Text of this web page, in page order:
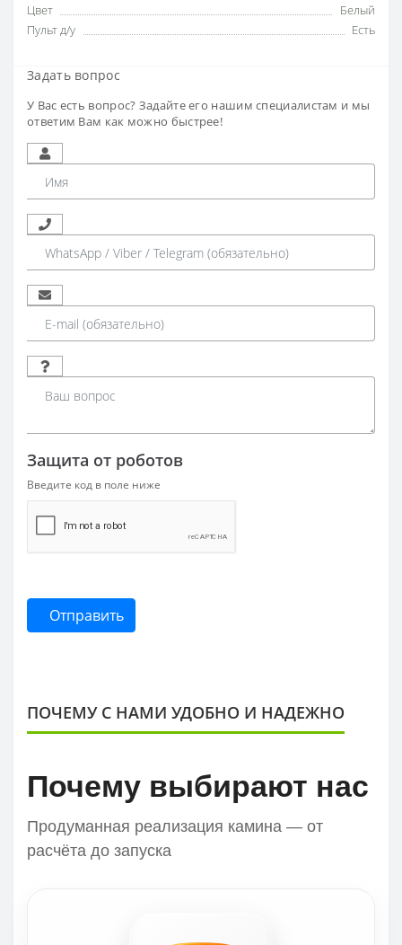
Цвет
Белый
Пульт д/у
Есть
Задать вопрос
У Вас есть вопрос? Задайте его нашим специалистам и мы
ответим Вам как можно быстрее!
Защита от роботов
Введите код в поле ниже
Отправить
ПОЧЕМУ С НАМИ УДОБНО И НАДЕЖНО
Почему выбирают нас
Продуманная реализация камина — от
расчёта до запуска